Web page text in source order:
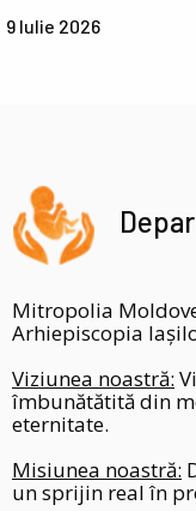
9 Iulie 2026
Mitropolia
Arhiepiscopia
Viziunea noastră:
îmbunătătită din
eternitate.
Misiunea noastră:
un sprijin real în